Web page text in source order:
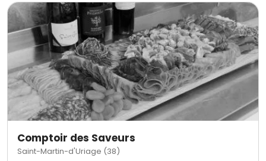
Comptoir des Saveurs
Saint-Martin-d'Uriage (38)